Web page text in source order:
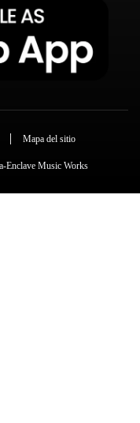
Mapa del sitio
Enclave Music Works